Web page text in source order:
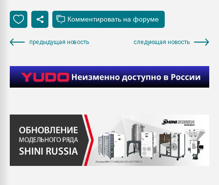
предыдущая новость следующая новость